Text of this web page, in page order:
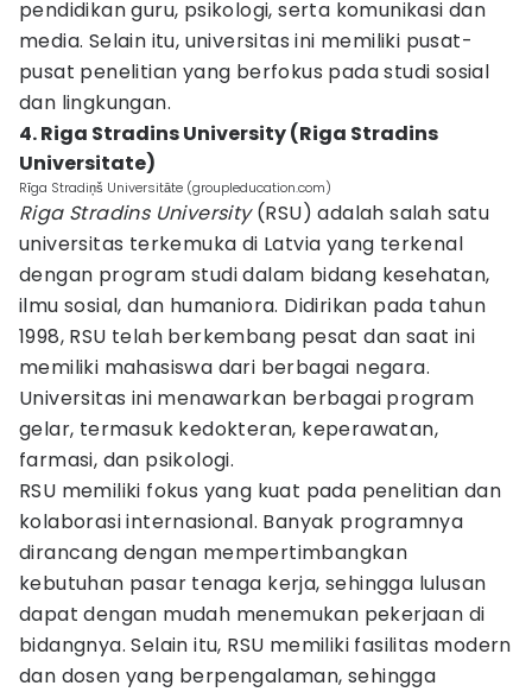
pendidikan guru, psikologi, serta komunikasi dan
media. Selain itu, universitas ini memiliki pusat-
pusat penelitian yang berfokus pada studi sosial
dan lingkungan.
4. Riga Stradins University (Riga Stradins
Universitate)
Rīga Stradiņš Universitāte (groupleducation.com)
Riga Stradins University(RSU) adalah salah satu
universitas terkemuka di Latvia yang terkenal
dengan program studi dalam bidang kesehatan,
ilmu sosial, dan humaniora. Didirikan pada tahun
1998, RSU telah berkembang pesat dan saat ini
memiliki mahasiswa dari berbagai negara.
Universitas ini menawarkan berbagai program
gelar, termasuk kedokteran, keperawatan,
farmasi, dan psikologi.
RSU memiliki fokus yang kuat pada penelitian dan
kolaborasi internasional. Banyak programnya
dirancang dengan mempertimbangkan
kebutuhan pasar tenaga kerja, sehingga lulusan
dapat dengan mudah menemukan pekerjaan di
bidangnya. Selain itu, RSU memiliki fasilitas modern
dan dosen yang berpengalaman, sehingga